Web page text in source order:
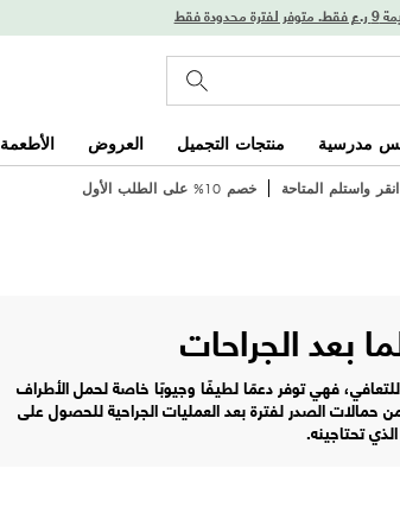
مدرسية منتجات التجميل العروض الأطعمة
انقر واستلم المتاحة خصم 10% على الطلب الأول
بعد الجراحات
فهي توفر دعمًا لطيفًا وجيوبًا خاصة لحمل الأطراف
حمالات الصدر لفترة بعد العمليات الجراحية للحصول على
تحتاجينه.